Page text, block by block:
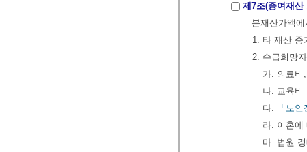
제7조(증여재
분재산가액
1. 타 재산
2. 수급희망
가. 의료
나. 교육비
다.
「노
라. 이혼
마. 법원